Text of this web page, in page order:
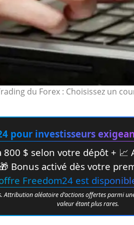
du Forex : Choisissez un
pour investisseurs
800 $ selon votre dépôt +
🎁 Bonus activé dès votre
Freedom24 est
Attribution aléatoire d’actions offertes parmi
valeur étant plus rares.